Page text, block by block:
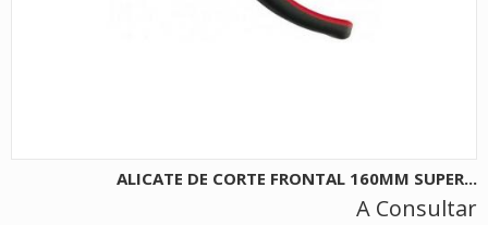
ALICATE DE CORTE FRONTAL 160MM SUPER...
A Consultar